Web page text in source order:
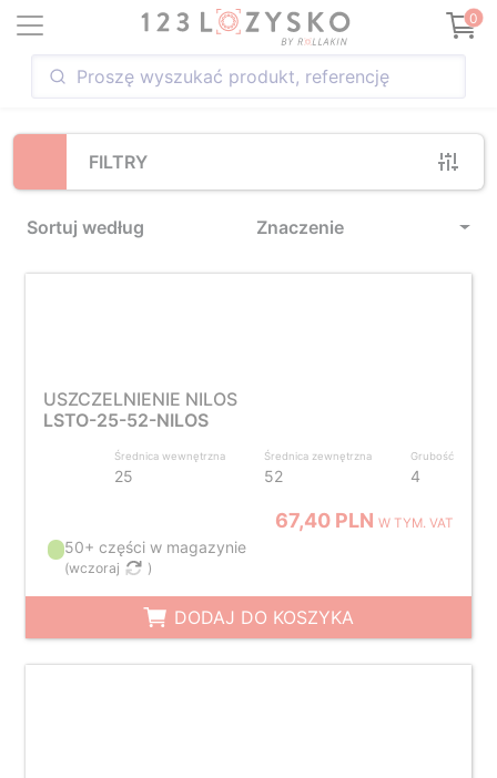
0
FILTRY
Sortuj według Znaczenie
Loading...
USZCZELNIENIE NILOS
LSTO-25-52-NILOS
Średnica wewnętrzna
25
Średnica zewnętrzna
52
Grubość
4
67,40 PLNW TYM. VAT
50+ części w magazynie
(wczoraj )
DODAJ DO KOSZYKA